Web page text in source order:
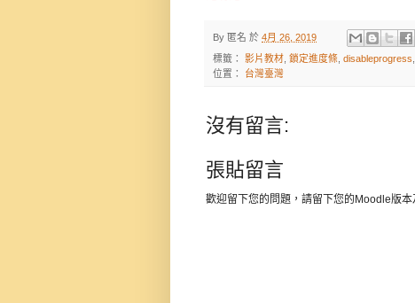
By 匿名 於 4月 26, 2019
標籤： 影片教材, 鎖定進度條, disableprogress,
位置： 台灣臺灣
沒有留言:
張貼留言
歡迎留下您的問題，請留下您的Moodle版